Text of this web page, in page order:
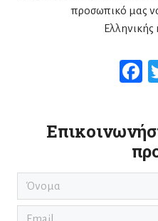
προσωπικό μας
Ελληνικής